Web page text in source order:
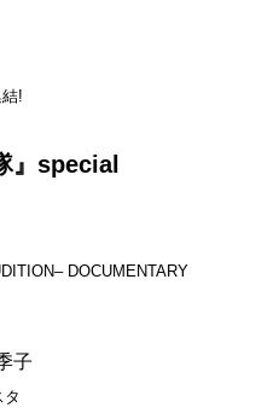
!
』special
DOCUMENTARY
子
タ